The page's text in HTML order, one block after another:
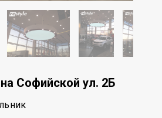
на Софийской ул. 2Б